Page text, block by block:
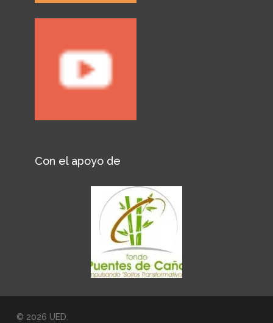
Con el apoyo de
© 2026 UED.